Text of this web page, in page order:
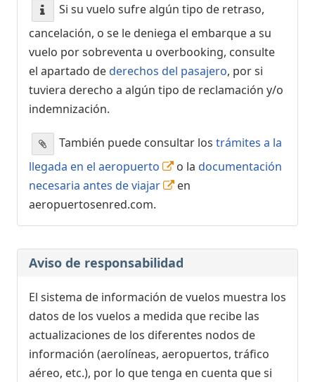
Si su vuelo sufre algún tipo de retraso,
cancelación, o se le deniega el embarque a su
vuelo por sobreventa u overbooking, consulte
el apartado dederechos del pasajero, por si
tuviera derecho a algún tipo de reclamación y/o
indemnización.
También puede consultar los trámites a la
llegada en el aeropuerto
o la documentación
necesaria antes de viajar
en
aeropuertosenred.com.
Aviso de responsabilidad
El sistema de información de vuelos muestra los
datos de los vuelos a medida que recibe las
actualizaciones de los diferentes nodos de
información (aerolíneas, aeropuertos, tráfico
aéreo, etc.), por lo que tenga en cuenta que si